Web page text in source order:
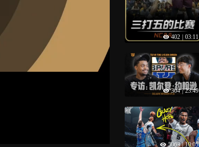
402 03:11
304 | 23:49
5063 | 10:05